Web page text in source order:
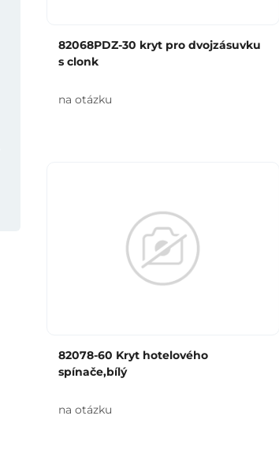
82068PDZ-30 kryt pro dvojzásuvku
s clonk
na otázku
82078-60 Kryt hotelového
spínače,bílý
na otázku